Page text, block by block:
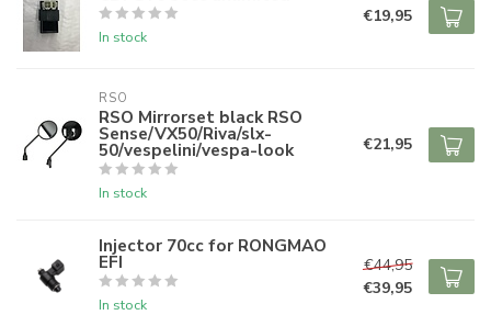
In stock
€19,95
RSO
RSO Mirrorset black RSO
Sense/VX50/Riva/slx-
50/vespelini/vespa-look
In stock
€21,95
Injector 70cc for RONGMAO
EFI
In stock
€44,95
€39,95